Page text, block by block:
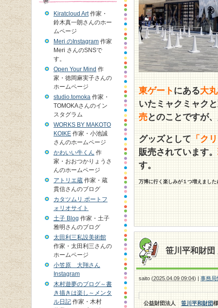
東ゲート にある大
いたミャクミャク
売とのことですが
グッズとして 「ク
販売されています。
す。
万博に行く楽しみが１つ増えました
笹川平和財団
saito (2025.04.09 09:04) | 事務局
公益財団法人 笹川平和財団様
Kiratcloud Art作家・
鈴木真一朗さんのホー
ムページ
Meri のInstagram 作家
Meri さんのSNSで
す。
Open Your Mind 作
家・徳岡麻実子さんの
ホームページ
studio.tomoka 作家・
TOMOKAさんのイン
スタグラム
WORKS BY MAKOTO
KOIKE 作家・小池誠
さんのホームページ
かわいい牛くん 作
家・おおつかりょうさ
んのホームページ
アトリエ蔵 作家・蔵
貫信さんのブログ
カタツムリ ポートフ
ォリオサイト
土子 Blog 作家・土子
雅明さんのブログ
太田利三私設美術館
作家・太田利三さんの
ホームページ
小笠原 大翔さん
Instagram
木村遊夢のブログ～書
き描きは楽し～メンタ
ル日記 作家・木村